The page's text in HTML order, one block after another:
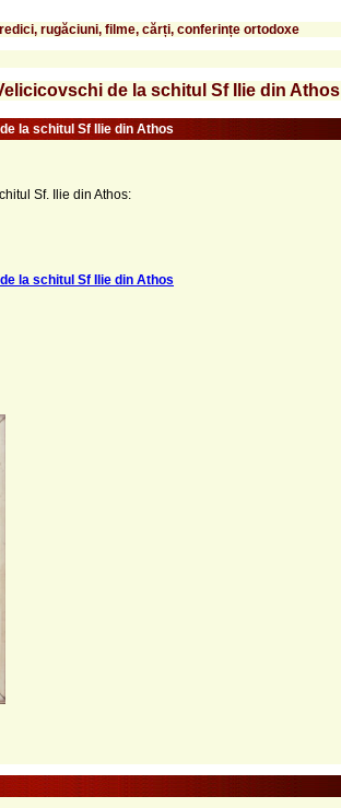
rugăciuni, filme, cărți, conferințe ortodoxe
de la schitul Sf Ilie din Athos
la schitul Sf Ilie din Athos
Sf. Ilie din Athos:
la schitul Sf Ilie din Athos